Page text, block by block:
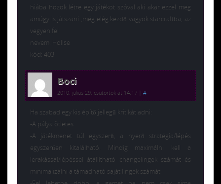
hiába hozok létre egy játékot szóval aki akar ezzel meg
amúgy is játszani ,még elég kezdő vagyok starcraftba, az
vegyen fel
nevem: Hollse
kód: 403
Boci
2010. július 29. csütörtök at 14:17 #
Ha szabad egy kis építő jellegű kritikát adni:
-A pálya ötletes
-A játékmenet túl egyszerű, a nyerő stratégia/lépés
egyszerűen kitalálható. Mindig maximálni kell a
lerakással/lépéssel átállítható changelingek számát és
minimalizálni a támadható saját lingek számát